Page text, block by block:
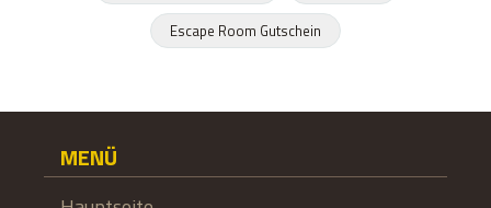
Escape Room Gutschein
MENÜ